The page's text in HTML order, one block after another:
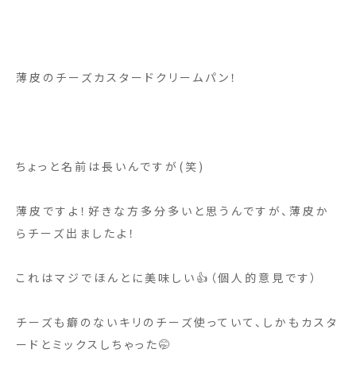
薄皮のチーズカスタードクリームパン！
ちょっと名前は長いんですが(笑)
薄皮ですよ！好きな方多分多いと思うんですが、薄皮か
らチーズ出ましたよ！
これはマジでほんとに美味しい👍（個人的意見です）
チーズも癖のないキリのチーズ使っていて、しかもカスタ
ードとミックスしちゃった🤭